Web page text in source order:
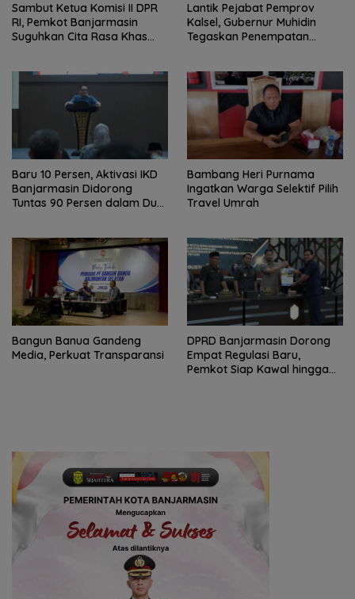
Sambut Ketua Komisi II DPR
RI, Pemkot Banjarmasin
Suguhkan Cita Rasa Khas
Lantik Pejabat Pemprov
Kalsel, Gubernur Muhidin
Tegaskan Penempatan
Baru 10 Persen, Aktivasi IKD
Banjarmasin Didorong
Tuntas 90 Persen dalam Dua
Bambang Heri Purnama
Ingatkan Warga Selektif Pilih
Travel Umrah
Bangun Banua Gandeng
Media, Perkuat Transparansi
DPRD Banjarmasin Dorong
Empat Regulasi Baru,
Pemkot Siap Kawal hingga